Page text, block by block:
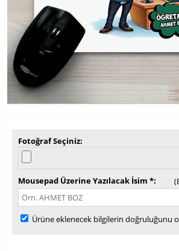
Fotoğraf Seçiniz
Mousepad Üzerine Yazılacak İsim *
Ürüne eklenecek bilgilerin doğruluğunu